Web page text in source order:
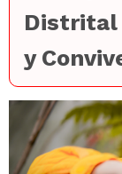
Distrital
y